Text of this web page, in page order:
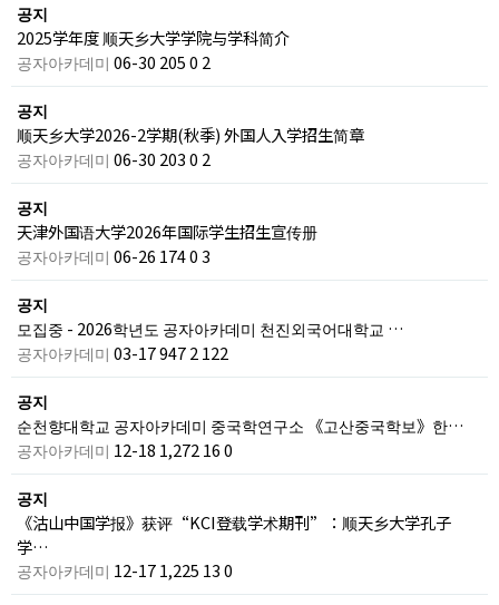
공지
2025学年度 顺天乡大学学院与学科简介
공자아카데미 06-30 2050 2
공지
顺天乡大学2026-2学期(秋季) 外国人入学招生简章
공자아카데미 06-30 2030 2
공지
天津外国语大学2026年国际学生招生宣传册
공자아카데미 06-26 17403
공지
모집중 - 2026학년도 공자아카데미 천진외국어대학교 …
공자아카데미 03-179472122
공지
순천향대학교 공자아카데미 중국학연구소 《고산중국학보》한…
공자아카데미 12-18 1,272160
공지
《沽山中国学报》获评“KCI登载学术期刊”：顺天乡大学孔子
学…
공자아카데미 12-171,225 130